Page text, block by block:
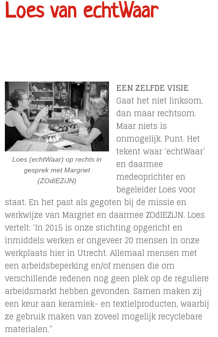
Loes van echtWaar
Loes (echtWaar) op rechts in
gesprek met Margriet
(ZOdIEZiJN)
EEN ZELFDE VISIE
Gaat het niet linksom,
dan maar rechtsom.
Maar niets is
onmogelijk. Punt. Het
tekent waar ‘echtWaar’
en daarmee
medeoprichter en
begeleider Loes voor
staat. En het past als gegoten bij de missie en
werkwijze van Margriet en daarmee ZOdIEZiJN. Loes
vertelt: ‘In 2015 is onze stichting opgericht en
inmiddels werken er ongeveer 20 mensen in onze
werkplaats hier in Utrecht. Allemaal mensen met
een arbeidsbeperking en/of mensen die om
verschillende redenen nog geen plek op de reguliere
arbeidsmarkt hebben gevonden. Samen maken zij
een keur aan keramiek- en textielproducten, waarbij
ze gebruik maken van zoveel mogelijk recyclebare
materialen.”